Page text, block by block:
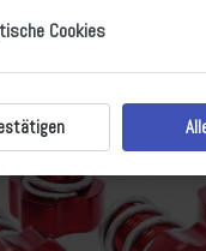
Cookies